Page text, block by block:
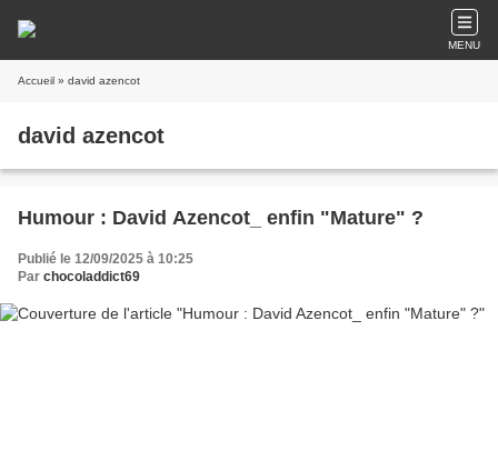
MENU
Accueil » david azencot
david azencot
Humour : David Azencot_ enfin "Mature" ?
Publié le 12/09/2025 à 10:25
Par chocoladdict69